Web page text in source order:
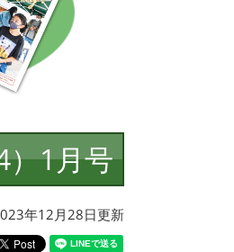
）1月号
年12月28日更新